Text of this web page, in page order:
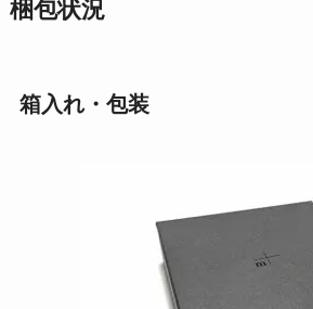
梱包状況
箱入れ・包装